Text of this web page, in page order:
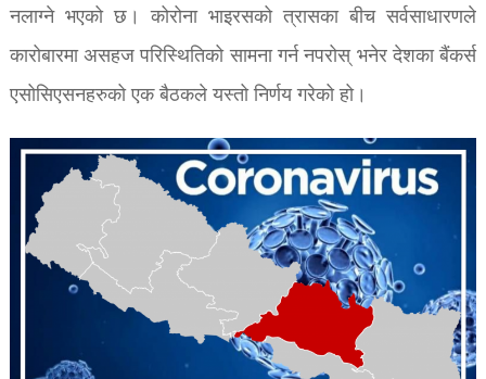
नलाग्ने भएको छ। कोरोना भाइरसको त्रासका बीच सर्वसाधारणले
कारोबारमा असहज परिस्थितिको सामना गर्न नपरोस् भनेर देशका बैंकर्स
एसोसिएसनहरुको एक बैठकले यस्तो निर्णय गरेको हो।